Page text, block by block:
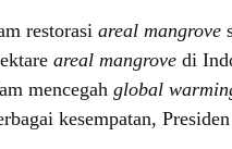
restorasi areal mangrove
areal mangrove di
mencegah global
kesempatan,